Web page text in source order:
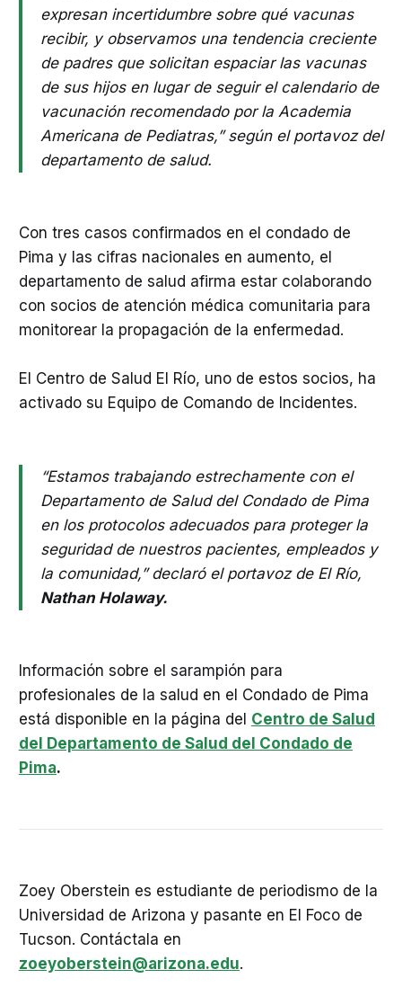
expresan incertidumbre sobre qué vacunas
recibir, y observamos una tendencia creciente
de padres que solicitan espaciar las vacunas
de sus hijos en lugar de seguir el calendario de
vacunación recomendado por la Academia
Americana de Pediatras,” según el portavoz del
departamento de salud.
Con tres casos confirmados en el condado de
Pima y las cifras nacionales en aumento, el
departamento de salud afirma estar colaborando
con socios de atención médica comunitaria para
monitorear la propagación de la enfermedad.
El Centro de Salud El Río, uno de estos socios, ha
activado su Equipo de Comando de Incidentes.
“Estamos trabajando estrechamente con el
Departamento de Salud del Condado de Pima
en los protocolos adecuados para proteger la
seguridad de nuestros pacientes, empleados y
la comunidad,” declaró el portavoz de El Río,
Nathan Holaway.
Información sobre el sarampión para
profesionales de la salud en el Condado de Pima
está disponible en la página del Centro de Salud
del Departamento de Salud del Condado de
Pima.
Zoey Oberstein es estudiante de periodismo de la
Universidad de Arizona y pasante en El Foco de
Tucson. Contáctala en
zoeyoberstein@arizona.edu.